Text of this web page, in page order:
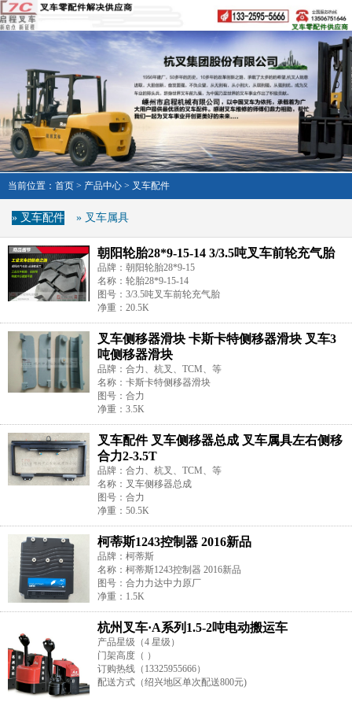
当前位置： 首页 > 产品中心 > 叉车配件
» 叉车配件 » 叉车属具
朝阳轮胎28*9-15-14 3/3.5吨叉车前轮充气胎
品牌：朝阳轮胎28*9-15
名称：轮胎28*9-15-14
图号：3/3.5吨叉车前轮充气胎
净重：20.5K
叉车侧移器滑块 卡斯卡特侧移器滑块 叉车3
吨侧移器滑块
品牌：合力、杭叉、TCM、等
名称：卡斯卡特侧移器滑块
图号：合力
净重：3.5K
叉车配件 叉车侧移器总成 叉车属具左右侧移
合力2-3.5T
品牌：合力、杭叉、TCM、等
名称：叉车侧移器总成
图号：合力
净重：50.5K
柯蒂斯1243控制器 2016新品
品牌：柯蒂斯
名称：柯蒂斯1243控制器 2016新品
图号：合力力达中力原厂
净重：1.5K
杭州叉车·A系列1.5-2吨电动搬运车
产品星级（4 星级）
门架高度（ ）
订购热线（13325955666）
配送方式（绍兴地区单次配送800元)